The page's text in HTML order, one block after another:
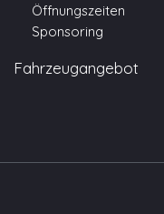
Öffnungszeiten
Sponsoring
Fahrzeugangebot